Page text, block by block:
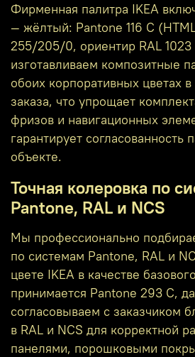
Фирменная палитра IKEA
— жёлтый: Pantone 116 C
255/205/0, ориентир RAL
изготавливаем композитные
обоих корпоративных цветах
заказа, что упрощает
фризов и навигационных
гарантирует согласованность
объекте.
Точная колеровка по
Pantone, RAL и NCS
Мы профессионально
по системам Pantone, RAL и
цвете IKEA в качестве
принимается Pantone 293 C,
согласовываем с заказчиком
в RAL и NCS для корректной
панелями, порошковыми